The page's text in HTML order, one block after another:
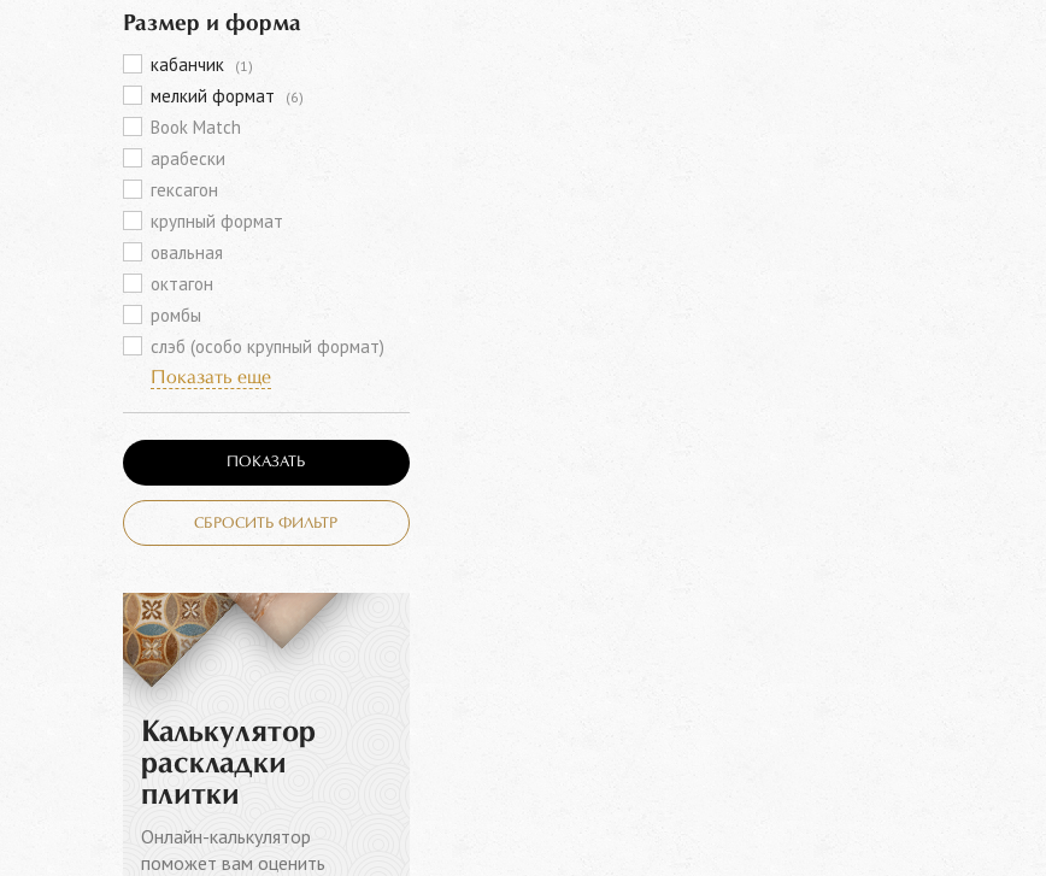
Размер и форма
кабанчик (1)
мелкий формат (6)
Book Match
арабески
гексагон
крупный формат
овальная
октагон
ромбы
слэб (особо крупный формат)
Показать еще
ПОКАЗАТЬ
СБРОСИТЬ ФИЛЬТР
Калькулятор
раскладки
плитки
Онлайн-калькулятор
поможет вам оценить